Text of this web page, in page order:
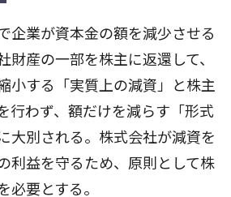
企業が資本金の額を減少させる
財産の一部を株主に返還して、
小する「実質上の減資」と株主
行わず、額だけを減らす「形式
大別される。株式会社が減資を
利益を守るため、原則として株
必要とする。